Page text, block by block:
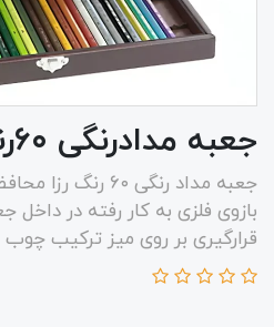
جعبه مدادرنگی ۶۰‌رنگ‌رزا
جعبه مداد رنگی ۶۰
بازوی فلزی به کار رفته در داخل
قرارگیری بر روی میز ترکیب